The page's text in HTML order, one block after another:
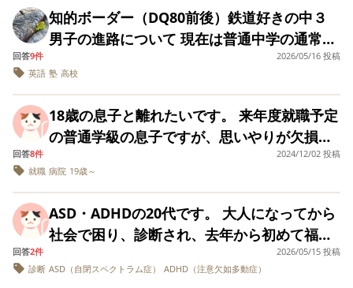
か？ 初診が終わってもすぐにどうこうならな
いのかなと思うので、とにかく現状を少しで
も打開したいです。 なんでもいいのでアドバ
イスをください。
しくは放課後デイ利用くらいしか方法がない
ような事なのかなと思うようになってきまし
た。しかし、自宅が学校から徒歩5分以内にあ
り、フリースクールとなると私が仕事を辞め
て送迎しないと行けない所にあるのでなかな
か踏ん切りがつきません。似たような方はど
らお話をうかがいたいです。
れた本人が自閉症ということに興味を持たな
いのか、知ろうとしないのですがこのままに
い登下校の送迎は、どうやったら卒業できる
のか？（←自分が楽したいのもある） ・支援
級から通常級への転籍の目安（どんなことが
できるようになったら、通常級を検討できる
のか） ・支援級での様子 （指示に従って、
行動できているか？ペース的についていけて
いるか？） ・交流級での様子 ・お友達関係
（トラブルはないか？交流級の子とも関わり
があるか？） ・給食はスプーンを使って食べ
ているか？ ・先生から見て、気になる行動は
ないか？ ・家ではなんでも知ってた！言って
ないことにして！と教えてもらうことに抵抗
知的ボーダー（DQ80前後）鉄道好きの中３
男子の進路について 現在は普通中学の通常級
に所属し、定期テストは毎回５教科合計が
290点くらい、英語だけは安定して75点をキ
かせず、私が勉強を見てやっていました。中2
から数学だけ個別指導塾に週一で通わせてい
ますが、基本的には勉強嫌い、学校も決して
好きではない子なので、とにかく不登校にだ
けはならないように、あまり多くを求めず、
押しつけないようにしています。 高校で、
これ以上普通教科を頑張らせ続けることに私
の方が疲弊を感じつつあり、進路に悩んでい
回答9件
2026/05/16 投稿
英語 塾 高校
18歳の息子と離れたいです。 来年度就職予定
の普通学級の息子ですが、思いやりが欠損し
ていて一緒にいられません。 普段は諦めてい
る部分もあるのですが、私がコロナやインフ
がら掃除をしても、目の前で散らかして寛い
でいます。 学校も私が起こしても出勤で出た
あと遅刻早退を繰り返し、先生から注意の連
回答8件
2024/12/02 投稿
就職 病院 19歳～
ASD・ADHDの20代です。 大人になってから
社会で困り、診断され、去年から初めて福祉
につながり、各種申請やサービス利用を進め
ています。事情があり親は頼れません。 今の
回答2件
2026/05/15 投稿
診断 ASD（自閉スペクトラム症） ADHD（注意欠如多動症）